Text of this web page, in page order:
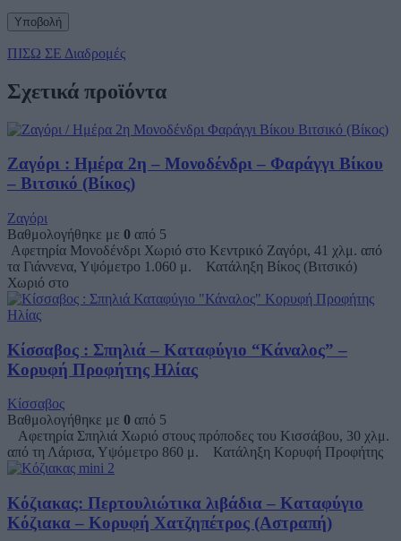
ΠΙΣΩ ΣΕ Διαδρομές
Σχετικά προϊόντα
Ζαγόρι : Ημέρα 2η – Μονοδένδρι – Φαράγγι Βίκου
– Βιτσικό (Βίκος)
Ζαγόρι
Βαθμολογήθηκε με 0 από 5
Αφετηρία Μονοδένδρι Χωριό στο Κεντρικό Ζαγόρι, 41 χλμ. από
τα Γιάννενα, Υψόμετρο 1.060 μ. Κατάληξη Βίκος (Βιτσικό)
Χωριό στο
Κίσσαβος : Σπηλιά – Καταφύγιο “Κάναλος” –
Κορυφή Προφήτης Ηλίας
Κίσσαβος
Βαθμολογήθηκε με 0 από 5
Αφετηρία Σπηλιά Χωριό στους πρόποδες του Κισσάβου, 30 χλμ.
από τη Λάρισα, Υψόμετρο 860 μ. Κατάληξη Κορυφή Προφήτης
Κόζιακας: Περτουλιώτικα λιβάδια – Καταφύγιο
Κόζιακα – Κορυφή Χατζηπέτρος (Αστραπή)